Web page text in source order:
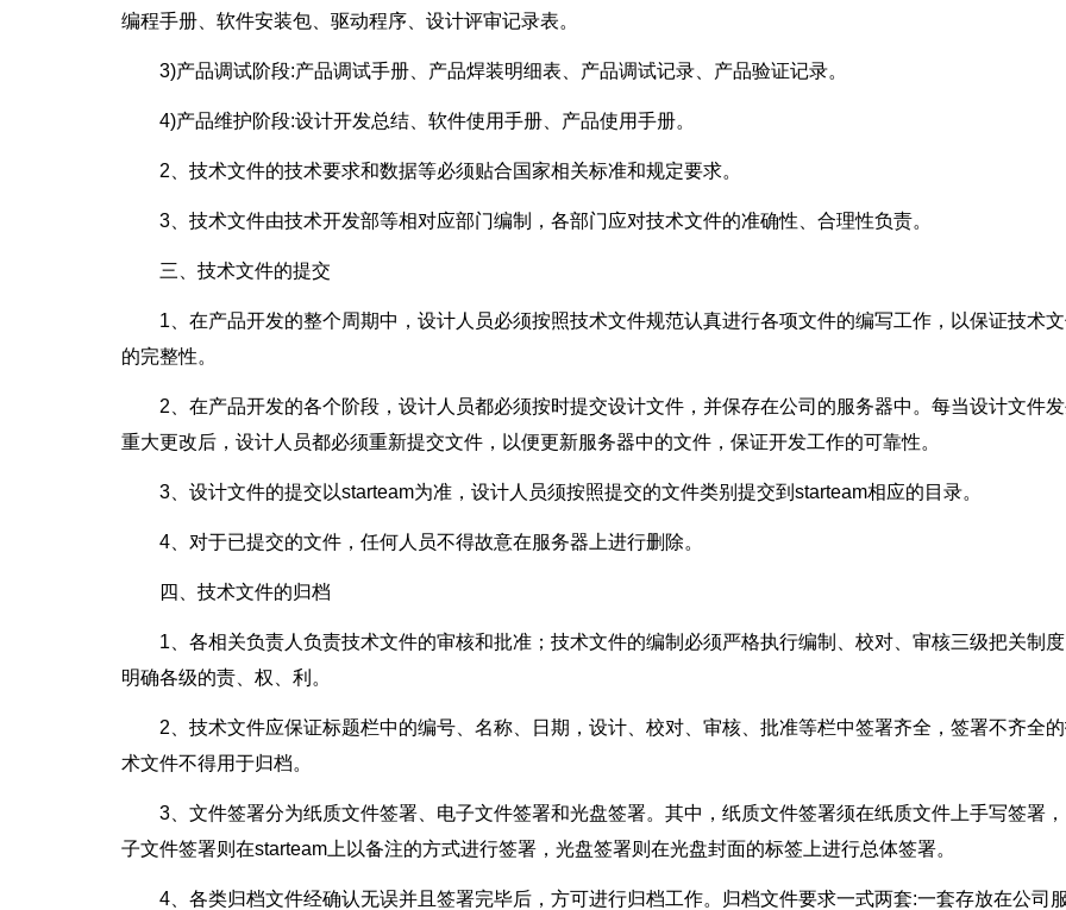
编程手册、软件安装包、驱动程序、设计评审记录表。
3)产品调试阶段:产品调试手册、产品焊装明细表、产品调试记录、产品验证记录。
4)产品维护阶段:设计开发总结、软件使用手册、产品使用手册。
2、技术文件的技术要求和数据等必须贴合国家相关标准和规定要求。
3、技术文件由技术开发部等相对应部门编制，各部门应对技术文件的准确性、合理性负责。
三、技术文件的提交
1、在产品开发的整个周期中，设计人员必须按照技术文件规范认真进行各项文件的编写工作，以保证技术
的完整性。
2、在产品开发的各个阶段，设计人员都必须按时提交设计文件，并保存在公司的服务器中。每当设计文件
重大更改后，设计人员都必须重新提交文件，以便更新服务器中的文件，保证开发工作的可靠性。
3、设计文件的提交以starteam为准，设计人员须按照提交的文件类别提交到starteam相应的目录。
4、对于已提交的文件，任何人员不得故意在服务器上进行删除。
四、技术文件的归档
1、各相关负责人负责技术文件的审核和批准；技术文件的编制必须严格执行编制、校对、审核三级把关制
明确各级的责、权、利。
2、技术文件应保证标题栏中的编号、名称、日期，设计、校对、审核、批准等栏中签署齐全，签署不齐全
术文件不得用于归档。
3、文件签署分为纸质文件签署、电子文件签署和光盘签署。其中，纸质文件签署须在纸质文件上手写签署
子文件签署则在starteam上以备注的方式进行签署，光盘签署则在光盘封面的标签上进行总体签署。
4、各类归档文件经确认无误并且签署完毕后，方可进行归档工作。归档文件要求一式两套:一套存放在公司